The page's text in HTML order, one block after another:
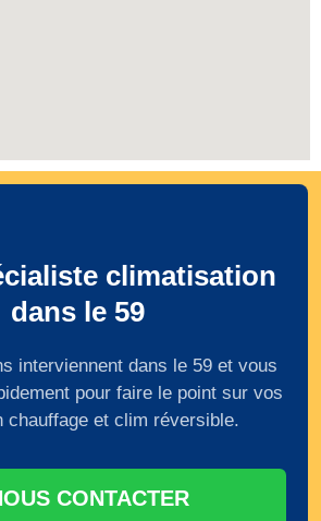
climatisation
dans le 59
interviennent dans le 59 et vous
pour faire le point sur vos
chauffage et clim réversible.
CONTACTER